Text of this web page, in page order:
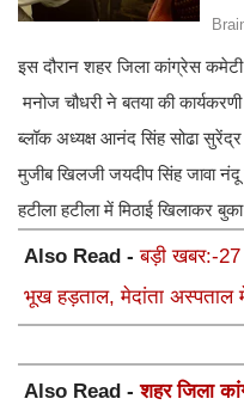
इस दौरान शहर जिला कांग्रेस
मनोज चौधरी ने बतया की
ब्लॉक अध्यक्ष आनंद सिंह सोढा सुरेंद्र
मुजीब खिलजी जयदीप सिंह जावा
हटीला हटीला में मिठाई खिलाकर
Also Read -बड़ी खबर:-
भूख हड़ताल, मेदांता
Also Read -शहर जिला